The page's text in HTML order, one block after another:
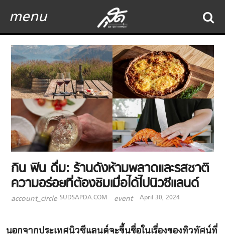
menu
กิน ฟิน ดื่ม: ร้านดังห้ามพลาดและรสชาติ
ความอร่อยที่ต้องชิมเมื่อได้ไปนิวซีแลนด์
account_circle SUDSAPDA.COM event April 30, 2024
นอกจากประเทศนิวซีแลนด์จะขึ้นชื่อในเรื่องของทิวทัศน์ที่